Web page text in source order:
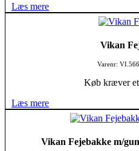
Læs mere
Vikan
Varenr:
Køb kræver
Læs mere
Vikan Fejebakke m/